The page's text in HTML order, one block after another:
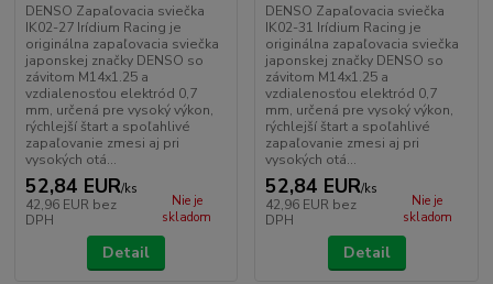
DENSO Zapaľovacia sviečka
IK02-27 Irídium Racing je
originálna zapaľovacia sviečka
japonskej značky DENSO so
závitom M14x1.25 a
vzdialenosťou elektród 0,7
mm, určená pre vysoký výkon,
rýchlejší štart a spoľahlivé
zapaľovanie zmesi aj pri
vysokých otá...
52,84 EUR/ks
42,96 EUR bez
DPH
Nie je
skladom
Detail
DENSO Zapaľovacia sviečka
IK02-31 Irídium Racing je
originálna zapaľovacia sviečka
japonskej značky DENSO so
závitom M14x1.25 a
vzdialenosťou elektród 0,7
mm, určená pre vysoký výkon,
rýchlejší štart a spoľahlivé
zapaľovanie zmesi aj pri
vysokých otá...
52,84 EUR/ks
42,96 EUR bez
DPH
Nie je
skladom
Detail